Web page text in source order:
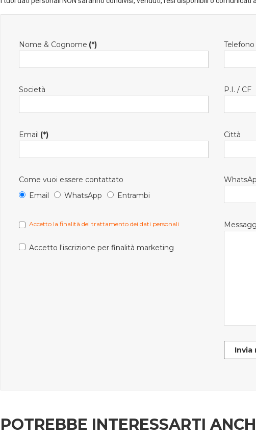
Nome & Cognome (*) Telefono
Società P.I. / CF
Email (*) Città
Come vuoi essere contattato
Email
WhatsApp Entrambi
Accetto la finalità del trattamento dei dati personali
Accetto l'iscrizione per finalità marketing
Invia
POTREBBE INTERESSARTI